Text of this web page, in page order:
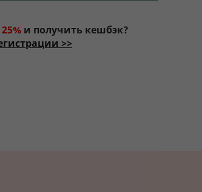
и получить кешбэк?
>>